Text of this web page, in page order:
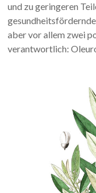
und zu geringeren
aber vor allem zwei
verantwortlich: